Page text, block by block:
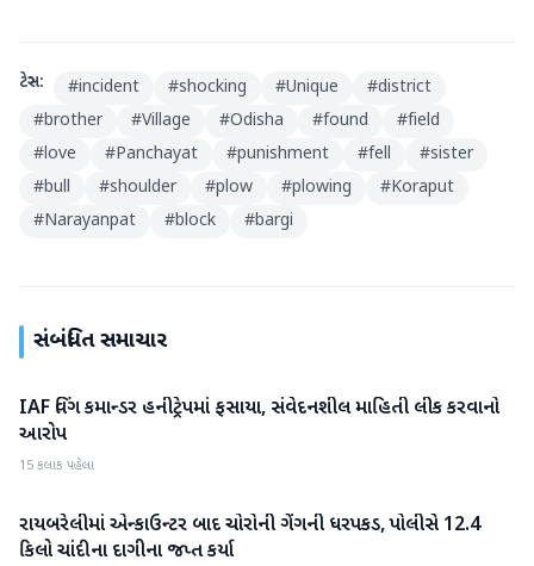
ટેગ્સ: #incident #shocking #Unique #district
#brother #Village #Odisha #found #field
#love #Panchayat #punishment #fell #sister
#bull #shoulder #plow #plowing #Koraput
#Narayanpat #block #bargi
સંબંધિત સમાચાર
રાષ્ટ્રીય
IAF વિંગ કમાન્ડર હનીટ્રેપમાં ફસાયા, સંવેદનશીલ માહિતી લીક કરવાનો
આરોપ
15 કલાક પહેલા
રાષ્ટ્રીય
રાયબરેલીમાં એન્કાઉન્ટર બાદ ચોરોની ગેંગની ધરપકડ, પોલીસે 12.4
કિલો ચાંદીના દાગીના જપ્ત કર્યા